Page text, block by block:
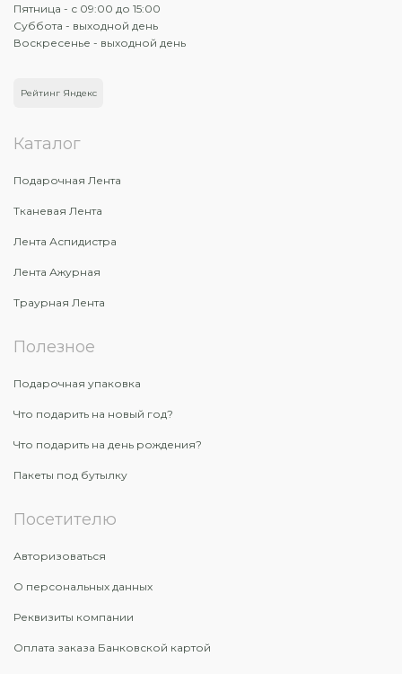
Пятница - с 09:00 до 15:00
Суббота - выходной день
Воскресенье - выходной день
Рейтинг Яндекс
Каталог
Подарочная Лента
Тканевая Лента
Лента Аспидистра
Лента Ажурная
Траурная Лента
Полезное
Подарочная упаковка
Что подарить на новый год?
Что подарить на день рождения?
Пакеты под бутылку
Посетителю
Авторизоваться
О персональных данных
Реквизиты компании
Оплата заказа Банковской картой